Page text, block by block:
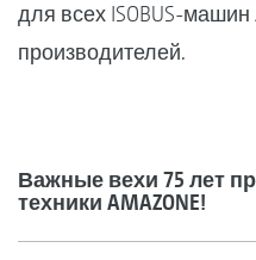
для всех ISOBUS-машин
производителей.
Важные вехи 75 лет
техники AMAZONE!